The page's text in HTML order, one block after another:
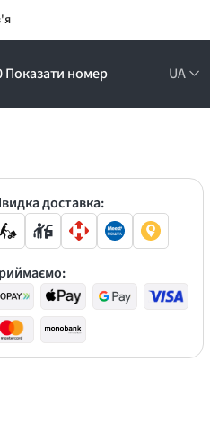
Показати номер UA
Знижки до -30%
доставка: